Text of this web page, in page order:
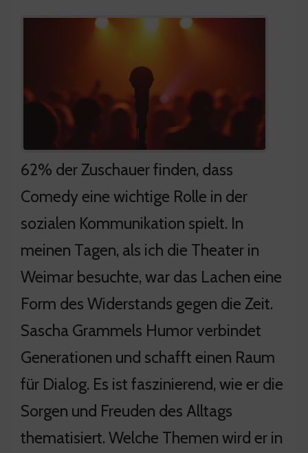
62% der Zuschauer finden, dass
Comedy eine wichtige Rolle in der
sozialen Kommunikation spielt. In
meinen Tagen, als ich die Theater in
Weimar besuchte, war das Lachen eine
Form des Widerstands gegen die Zeit.
Sascha Grammels Humor verbindet
Generationen und schafft einen Raum
für Dialog. Es ist faszinierend, wie er die
Sorgen und Freuden des Alltags
thematisiert. Welche Themen wird er in